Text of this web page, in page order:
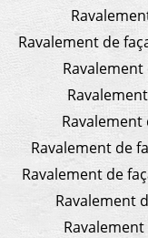
Ravalement de
Ravalement
Ravalement de
Ravalement de
Ravalement